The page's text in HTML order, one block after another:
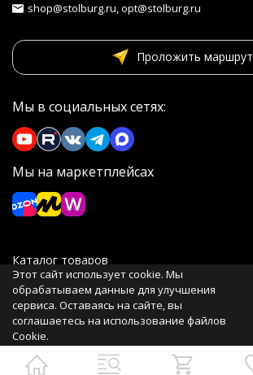
shop@stolburg.ru, opt@stolburg.ru
Проложить маршрут
Мы в социальных сетях:
Мы на маркетплейсах
Каталог товаров
Информация
Политика персональных данных
Этот сайт использует cookie. Мы
обрабатываем данные для улучшения
сервиса. Оставаясь на сайте, вы
соглашаетесь на использование файлов
Cookie.